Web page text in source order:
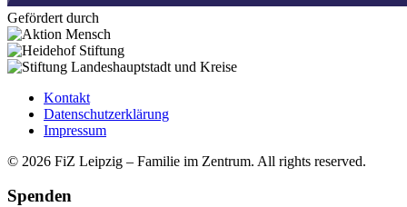
Gefördert durch
Kontakt
Datenschutzerklärung
Impressum
© 2026 FiZ Leipzig – Familie im Zentrum. All rights reserved.
Spenden